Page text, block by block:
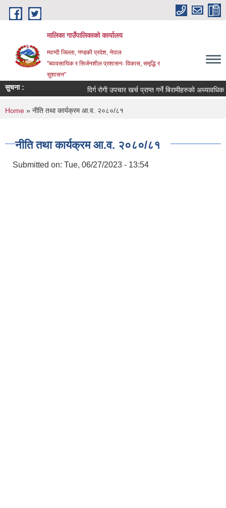
Skip to main content
मालिका गाउँपालिकाको कार्यालय
म्याग्दी जिल्ला, गण्डकी प्रदेश, नेपाल
"ब्यावसायिक र सिर्जनशील प्रशासनः विकास, समृद्धि र
सुशासन"
सुचना : दिर्ग रोगी उपचार खर्च प्राप्त गर्ने बिरामीहरुको अध्यावधिक
You are here
Home » नीति तथा कार्यक्रम आ.व. २०८०/८१
नीति तथा कार्यक्रम आ.व. २०८०/८१
Submitted on: Tue, 06/27/2023 - 13:54